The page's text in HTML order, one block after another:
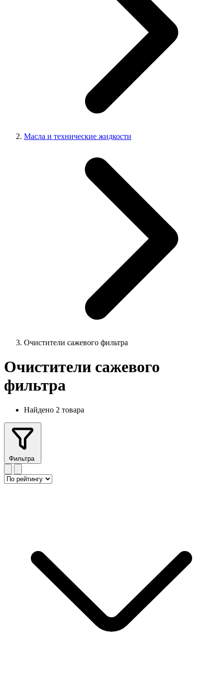
Масла и технические жидкости
Очистители сажевого фильтра
Очистители сажевого
фильтра
Найдено 2 товара
Фильтра